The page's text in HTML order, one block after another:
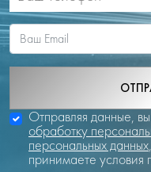
Отправляя данные,
обработку
персональных данных,
принимаете условия